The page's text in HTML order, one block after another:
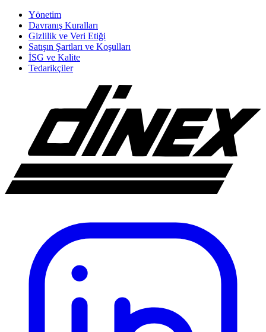
Yönetim
Davranış Kuralları
Gizlilik ve Veri Etiği
Satışın Şartları ve Koşulları
İSG ve Kalite
Tedarikçiler